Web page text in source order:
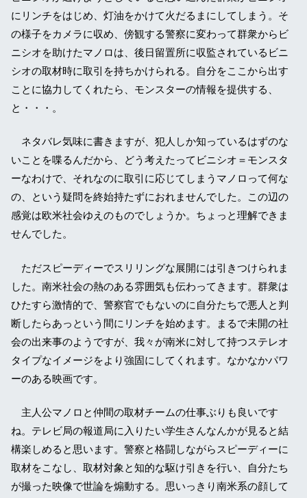
にリンチをはじめ、灯油をかけて火だるまにしてしまう。そ
の様子をカメラに収め、傍観する警察に変わって群衆からビ
ニシオを助けたマノロは、後日留置所に収監されているビニ
シオの取材時に取引を持ちかけられる。自分をここから出す
ことに協力してくれたら、モンスターの情報を提供する、
と・・・。
ネタバレ気味に書きますが、犯人しか知っているはずのな
いことを喋るんだから、どう考えたってビニシオ＝モンスタ
ーなわけで、それなのに取引に応じてしまうマノロって何な
の、という疑問を終始持たずにおれませんでした。この辺の
感覚は欧米社会ゆえのものでしょうか。ちょっと理解できま
せんでした。
ただスピーディーでスリリングな展開には引きつけられま
した。南米社会の熱のある雰囲気も伝わってきます。群衆は
ひたすら激情的で、警察官でもないのに自分たちで悪人と判
断したらあっという間にリンチを始めます。まるで未開の社
会の出来事のようですが、我々が南米に対して持つステレオ
タイプなイメージをより強固にしてくれます。なかなかパワ
ーのある映画です。
主人公マノロと仲間の取材チームの仕事ぶりも良いです
ね。テレビ局の報道局に入りたい学生さんなんかが見ると結
構楽しめると思います。警察と格闘しながらスピーディーに
取材をこなし、取材対象と知的な駆け引きを行い、自分たち
が撮った映像で世論を煽動する。思いっきり南米系の顔して